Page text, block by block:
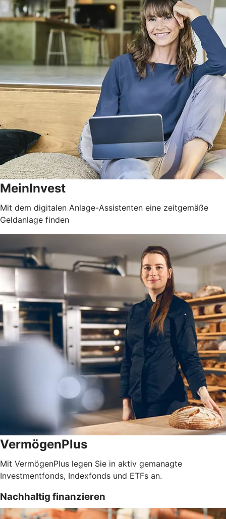
MeinInvest
Mit dem digitalen Anlage-Assistenten eine zeitgemäße
Geldanlage finden
VermögenPlus
Mit VermögenPlus legen Sie in aktiv gemanagte
Investmentfonds, Indexfonds und ETFs an.
Nachhaltig finanzieren